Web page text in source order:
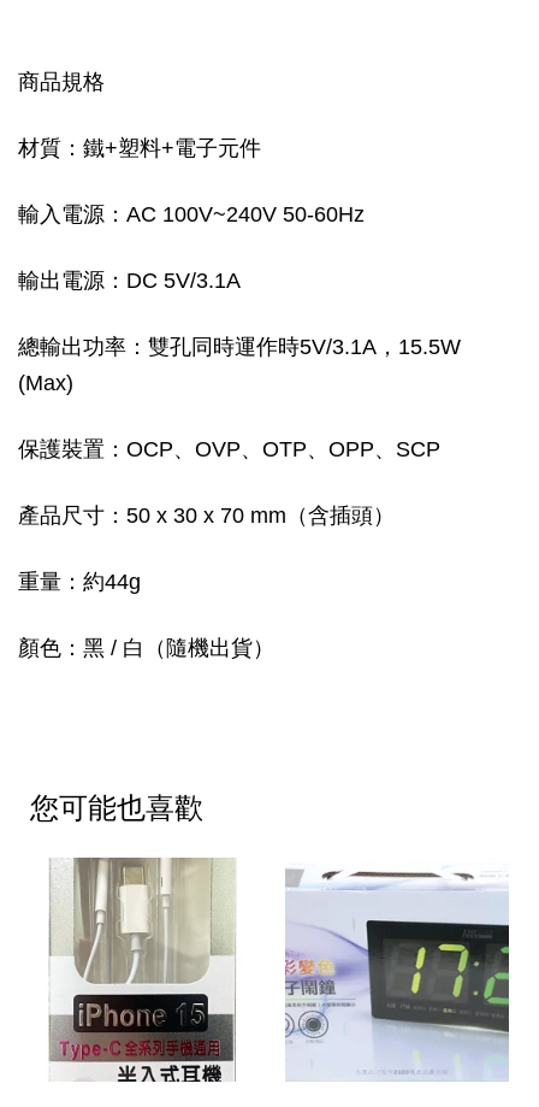
商品規格
材質：鐵+塑料+電子元件
輸入電源：AC 100V~240V 50-60Hz
輸出電源：DC 5V/3.1A
總輸出功率：雙孔同時運作時5V/3.1A，15.5W
(Max)
保護裝置：OCP、OVP、OTP、OPP、SCP
產品尺寸：50 x 30 x 70 mm（含插頭）
重量：約44g
顏色：黑 / 白（隨機出貨）
您可能也喜歡